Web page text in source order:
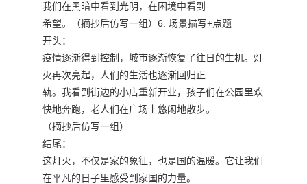
我们在黑暗中看到光明，在困境中看到
希望。（摘抄后仿写一组）6. 场景描写+点题
开头：
疫情逐渐得到控制，城市逐渐恢复了往日的生机。灯
火再次亮起，人们的生活也逐渐回归正
轨。我看到街边的小店重新开业，孩子们在公园里欢
快地奔跑，老人们在广场上悠闲地散步。
（摘抄后仿写一组）
结尾：
这灯火，不仅是家的象征，也是国的温暖。它让我们
在平凡的日子里感受到家国的力量。